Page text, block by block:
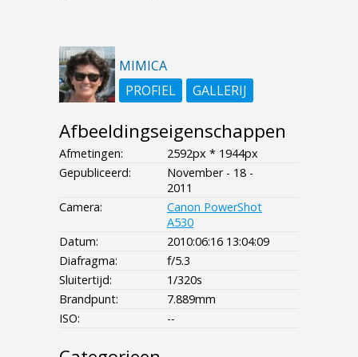
MIMICA
PROFIEL
GALLERIJ
Afbeeldingseigenschappen
Afmetingen:
2592px * 1944px
Gepubliceerd:
November - 18 -
2011
Camera:
Canon PowerShot
A530
Datum:
2010:06:16 13:04:09
Diafragma:
f/5.3
Sluitertijd:
1/320s
Brandpunt:
7.889mm
ISO:
--